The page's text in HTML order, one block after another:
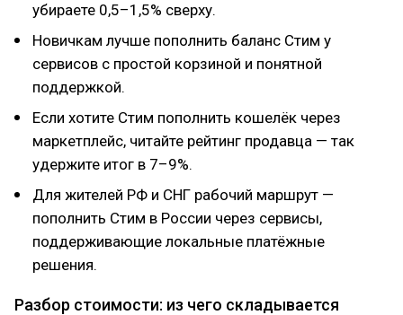
убираете 0,5–1,5% сверху.
Новичкам лучше пополнить баланс Стим у
сервисов с простой корзиной и понятной
поддержкой.
Если хотите Стим пополнить кошелёк через
маркетплейс, читайте рейтинг продавца — так
удержите итог в 7–9%.
Для жителей РФ и СНГ рабочий маршрут —
пополнить Стим в России через сервисы,
поддерживающие локальные платёжные
решения.
Разбор стоимости: из чего складывается